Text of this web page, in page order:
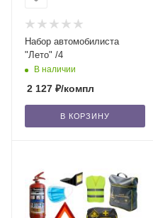
Набор автомобилиста
"Лето" /4
В наличии
2 127 ₽/компл
В КОРЗИНУ